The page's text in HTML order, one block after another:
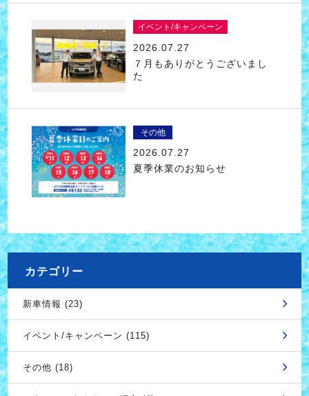
イベント/キャンペーン
2026.07.27
７月もありがとうございまし
た
その他
2026.07.27
夏季休業のお知らせ
カテゴリー
新車情報 (23)
イベント/キャンペーン (115)
その他 (18)